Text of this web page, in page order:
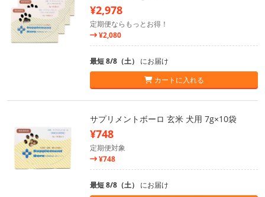
¥2,978
定期便ならもっとお得！
¥2,080
最短 8/8（土） にお届け
カートに入れる
サプリメントボーロ 玄米 犬用 7g×10袋
¥748
定期便対象
¥748
最短 8/8（土） にお届け